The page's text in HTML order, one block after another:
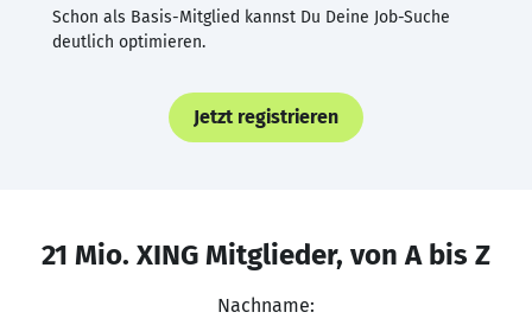
Schon als Basis-Mitglied kannst Du Deine Job-Suche
deutlich optimieren.
Jetzt registrieren
21 Mio. XING Mitglieder, von A bis Z
Nachname: